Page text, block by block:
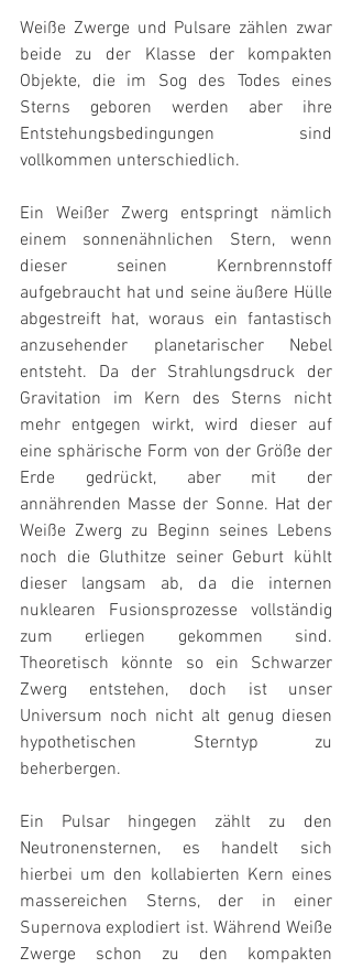
Weiße Zwerge und Pulsare zählen zwar
beide zu der Klasse der kompakten
Objekte, die im Sog des Todes eines
Sterns geboren werden aber ihre
Entstehungsbedingungen sind
vollkommen unterschiedlich.
Ein Weißer Zwerg entspringt nämlich
einem sonnenähnlichen Stern, wenn
dieser seinen Kernbrennstoff
aufgebraucht hat und seine äußere Hülle
abgestreift hat, woraus ein fantastisch
anzusehender planetarischer Nebel
entsteht. Da der Strahlungsdruck der
Gravitation im Kern des Sterns nicht
mehr entgegen wirkt, wird dieser auf
eine sphärische Form von der Größe der
Erde gedrückt, aber mit der
annährenden Masse der Sonne. Hat der
Weiße Zwerg zu Beginn seines Lebens
noch die Gluthitze seiner Geburt kühlt
dieser langsam ab, da die internen
nuklearen Fusionsprozesse vollständig
zum erliegen gekommen sind.
Theoretisch könnte so ein Schwarzer
Zwerg entstehen, doch ist unser
Universum noch nicht alt genug diesen
hypothetischen Sterntyp zu
beherbergen.
Ein Pulsar hingegen zählt zu den
Neutronensternen, es handelt sich
hierbei um den kollabierten Kern eines
massereichen Sterns, der in einer
Supernova explodiert ist. Während Weiße
Zwerge schon zu den kompakten